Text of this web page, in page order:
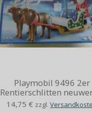
Playmobil 9496 2er
Rentierschlitten
14,75 € zzgl.